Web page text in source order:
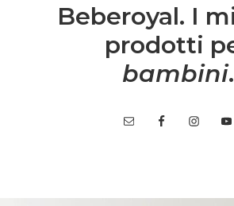
Beberoyal. I
prodotti
bambini.